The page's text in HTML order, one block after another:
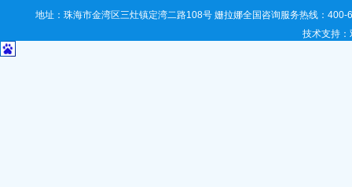
地址：珠海市金湾区三灶镇定湾二路108号 姗拉娜全国咨询服务热线：
技术支持 ：